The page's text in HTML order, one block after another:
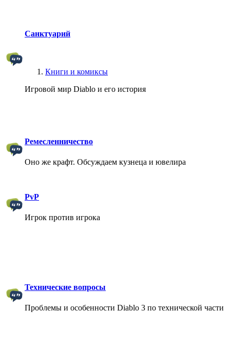
Санктуарий
Книги и комиксы
Игровой мир Diablo и его история
Ремесленничество
Оно же крафт. Обсуждаем кузнеца и ювелира
PvP
Игрок против игрока
Технические вопросы
Проблемы и особенности Diablo 3 по технической части